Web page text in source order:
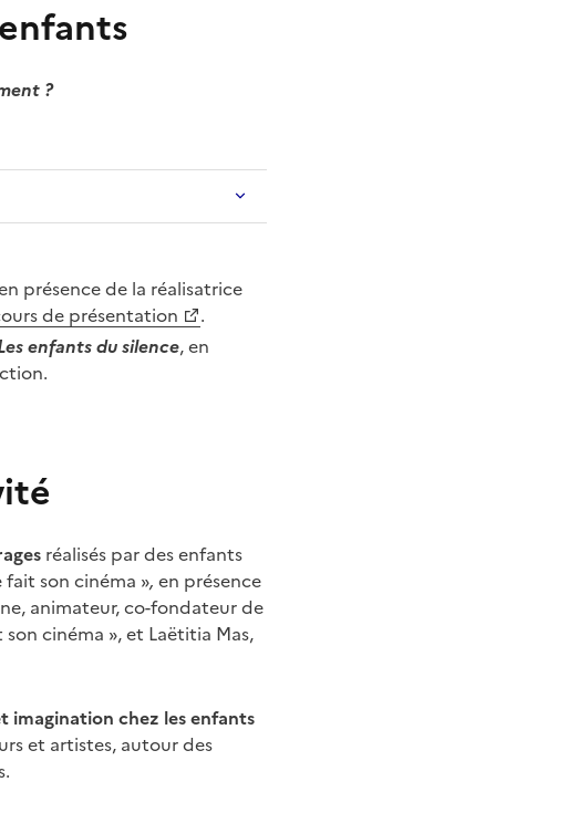
?
présence de la réalisatrice
de présentation
.
enfants du silence, en
réalisés par des enfants
fait son cinéma », en présence
animateur, co-fondateur de
son cinéma », et Laëtitia Mas,
imagination chez les enfants
et artistes, autour des